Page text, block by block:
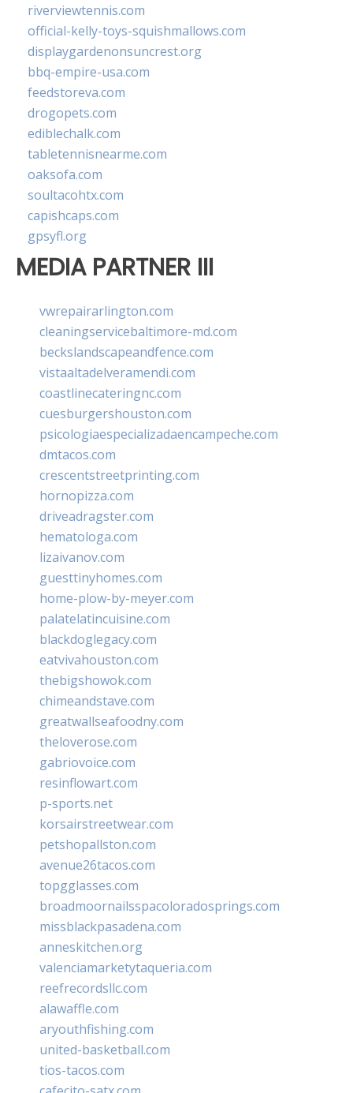
riverviewtennis.com
official-kelly-toys-squishmallows.com
displaygardenonsuncrest.org
bbq-empire-usa.com
feedstoreva.com
drogopets.com
ediblechalk.com
tabletennisnearme.com
oaksofa.com
soultacohtx.com
capishcaps.com
gpsyfl.org
MEDIA PARTNER III
vwrepairarlington.com
cleaningservicebaltimore-md.com
beckslandscapeandfence.com
vistaaltadelveramendi.com
coastlinecateringnc.com
cuesburgershouston.com
psicologiaespecializadaencampeche.com
dmtacos.com
crescentstreetprinting.com
hornopizza.com
driveadragster.com
hematologa.com
lizaivanov.com
guesttinyhomes.com
home-plow-by-meyer.com
palatelatincuisine.com
blackdoglegacy.com
eatvivahouston.com
thebigshowok.com
chimeandstave.com
greatwallseafoodny.com
theloverose.com
gabriovoice.com
resinflowart.com
p-sports.net
korsairstreetwear.com
petshopallston.com
avenue26tacos.com
topgglasses.com
broadmoornailsspacoloradosprings.com
missblackpasadena.com
anneskitchen.org
valenciamarketytaqueria.com
reefrecordsllc.com
alawaffle.com
aryouthfishing.com
united-basketball.com
tios-tacos.com